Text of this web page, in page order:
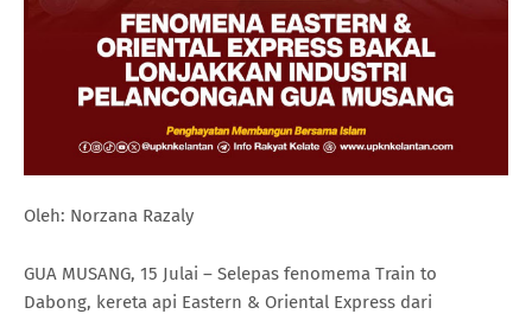
Oleh: Norzana Razaly
GUA MUSANG, 15 Julai – Selepas fenomema Train to
Dabong, kereta api Eastern & Oriental Express dari